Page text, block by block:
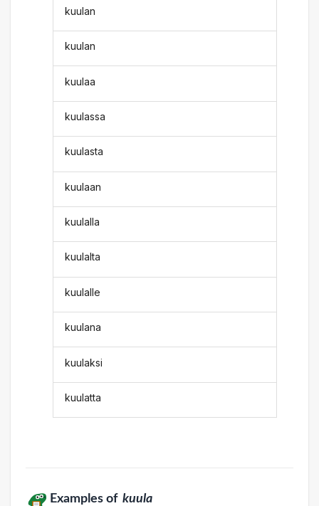
kuulan
kuulan
kuulaa
kuulassa
kuulasta
kuulaan
kuulalla
kuulalta
kuulalle
kuulana
kuulaksi
kuulatta
Examples of kuula